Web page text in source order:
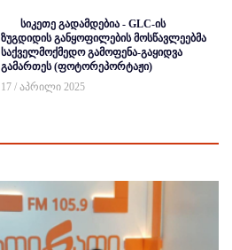
სიკეთე გადამდებია - GLC-ის
ზუგდიდის განყოფილების მოსწავლეებმა
საქველმოქმედო გამოფენა-გაყიდვა
გამართეს (ფოტორეპორტაჟი)
17 / აპრილი 2025